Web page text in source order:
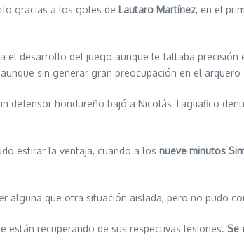
gracias a los goles de Lautaro Martínez, en el
desarrollo del juego aunque le faltaba
sin generar gran preocupación en el arquero
defensor hondureño bajó a Nicolás Tagliafico
estirar la ventaja, cuando a los nueve minutos
alguna que otra situación aislada, pero no pudo
están recuperando de sus respectivas lesiones. Se